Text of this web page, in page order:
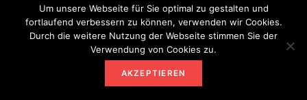
Name*
E-Mail-Adresse*
Um unsere Webseite für Sie optimal zu gestalten und
fortlaufend verbessern zu können, verwenden wir Cookies.
Durch die weitere Nutzung der Webseite stimmen Sie der
Verwendung von Cookies zu.
AKZEPTIEREN